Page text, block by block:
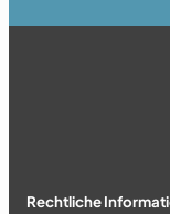
Rechtliche